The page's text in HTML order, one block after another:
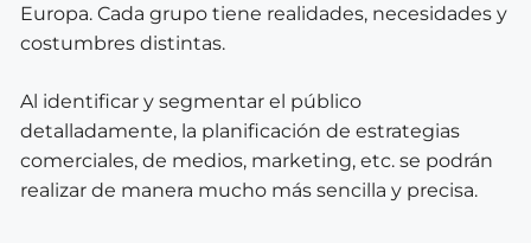
Europa. Cada grupo tiene realidades, necesidades y
costumbres distintas.
Al identificar y segmentar el público
detalladamente, la planificación de estrategias
comerciales, de medios, marketing, etc. se podrán
realizar de manera mucho más sencilla y precisa.